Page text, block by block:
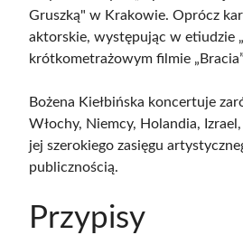
Gruszką" w Krakowie. Oprócz
aktorskie, występując w etiudzie
krótkometrażowym filmie
Bożena Kiełbińska koncertuje
Włochy, Niemcy, Holandia,
jej szerokiego zasięgu
publicznością.
Przypisy